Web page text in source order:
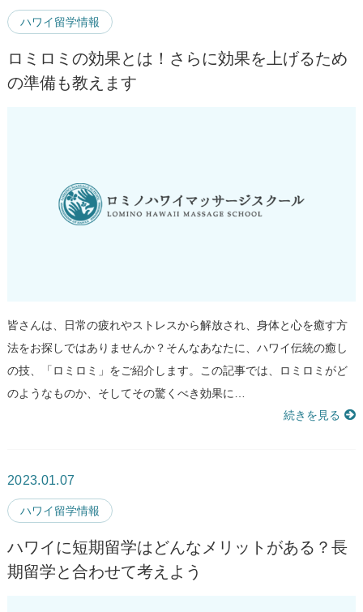
ハワイ留学情報
ロミロミの効果とは！さらに効果を上げるため
の準備も教えます
皆さんは、日常の疲れやストレスから解放され、身体と心を癒す方
法をお探しではありませんか？そんなあなたに、ハワイ伝統の癒し
の技、「ロミロミ」をご紹介します。この記事では、ロミロミがど
のようなものか、そしてその驚くべき効果に…
続きを見る
2023.01.07
ハワイ留学情報
ハワイに短期留学はどんなメリットがある？長
期留学と合わせて考えよう